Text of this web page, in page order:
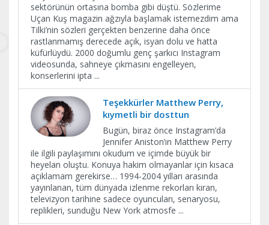
sektörünün ortasına bomba gibi düştü. Sözlerime
Uçan Kuş magazin ağzıyla başlamak istemezdim ama
Tilki’nin sözleri gerçekten benzerine daha önce
rastlanmamış derecede açık, isyan dolu ve hatta
küfürlüydü. 2000 doğumlu genç şarkıcı Instagram
videosunda, sahneye çıkmasını engelleyen,
konserlerini ipta ...
Teşekkürler Matthew Perry,
kıymetli bir dosttun
Bugün, biraz önce Instagram’da
Jennifer Aniston’ın Matthew Perry
ile ilgili paylaşımını okudum ve içimde büyük bir
heyelan oluştu. Konuya hakim olmayanlar için kısaca
açıklamam gerekirse… 1994-2004 yılları arasında
yayınlanan, tüm dünyada izlenme rekorları kıran,
televizyon tarihine sadece oyuncuları, senaryosu,
replikleri, sunduğu New York atmosfe ...